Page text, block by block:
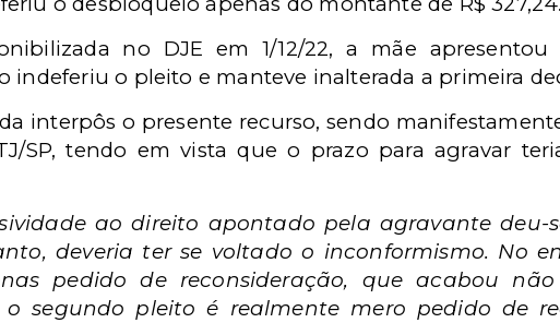
no DJE em 1/12/22, a mãe apresentou
indeferiu o pleito e manteve inalterada a primeira
interpôs o presente recurso, sendo
SP, tendo em vista que o prazo para agravar
ao direito apontado pela agravante deu-
deveria ter se voltado o inconformismo. No
pedido de reconsideração, que acabou
segundo pleito é realmente mero pedido de